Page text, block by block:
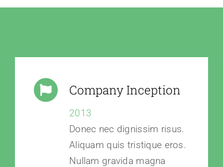
Company Inception
2013
Donec nec dignissim risus.
Aliquam quis tristique eros.
Nullam gravida magna